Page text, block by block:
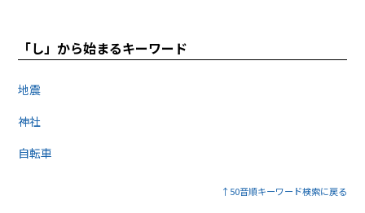
「し」から始まるキーワード
地震
神社
自転車
↑50音順キーワード検索に戻る